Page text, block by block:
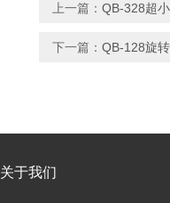
上一篇： QB-328超
下一篇： QB-128旋
关于我们